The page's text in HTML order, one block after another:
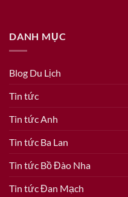
DANH MỤC
Blog Du Lịch
Tin tức
Tin tức Anh
Tin tức Ba Lan
Tin tức Bồ Đào Nha
Tin tức Đan Mạch